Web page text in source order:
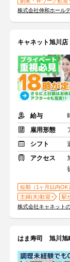
株式会社伸和ホール
キャネット旭川店
給与
雇用形態
シフト
アクセス
短期（1ヶ月以内OK）
主婦(夫)歓迎
駅
株式会社キャネット
はま寿司 旭川旭